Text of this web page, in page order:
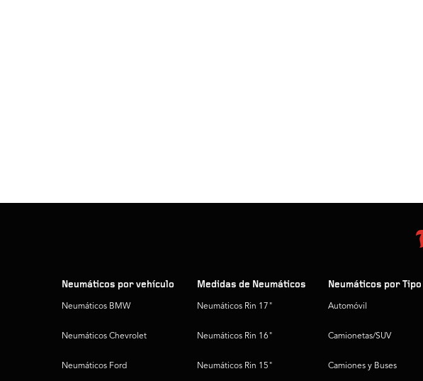
Neumáticos por vehículo
Neumáticos BMW
Neumáticos Chevrolet
Neumáticos Ford
Medidas de Neumáticos
Neumáticos Rin 17"
Neumáticos Rin 16"
Neumáticos Rin 15"
Neumáticos por Tipo
Automóvil
Camionetas/SUV
Camiones y Buses